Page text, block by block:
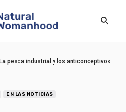
La pesca industrial y los anticonceptivos
EN LAS NOTICIAS